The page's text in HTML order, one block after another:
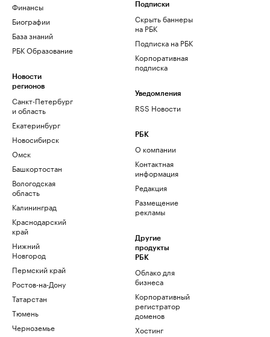
Финансы
Биографии
База знаний
РБК Образование
Новости
регионов
Санкт-Петербург
и область
Екатеринбург
Новосибирск
Омск
Башкортостан
Вологодская
область
Калининград
Краснодарский
край
Нижний
Новгород
Пермский край
Ростов-на-Дону
Татарстан
Тюмень
Черноземье
Подписки
Скрыть баннеры
на РБК
Подписка на РБК
Корпоративная
подписка
Уведомления
RSS Новости
РБК
О компании
Контактная
информация
Редакция
Размещение
рекламы
Другие
продукты
РБК
Облако для
бизнеса
Корпоративный
регистратор
доменов
Хостинг